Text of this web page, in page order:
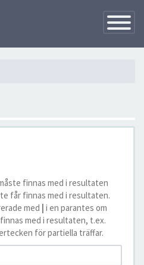
Toggle
finnas med i resultaten
får finnas med i resultaten.
med | i en parantes om
med i resultaten, t.ex.
för partiella träffar.